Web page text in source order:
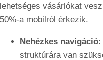
lehetséges vásárlókat
50%-a mobilról érkezik.
Nehézkes navigáció:
struktúrára van